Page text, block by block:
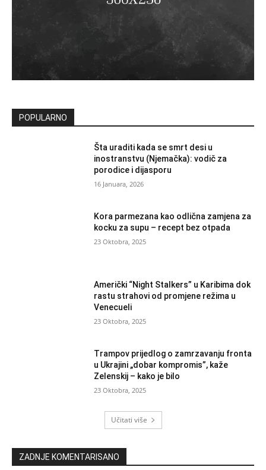
POPULARNO
Šta uraditi kada se smrt desi u
inostranstvu (Njemačka): vodič za
porodice i dijasporu
16 Januara, 2026
Kora parmezana kao odlična zamjena za
kocku za supu – recept bez otpada
23 Oktobra, 2025
Američki “Night Stalkers” u Karibima dok
rastu strahovi od promjene režima u
Venecueli
23 Oktobra, 2025
Trampov prijedlog o zamrzavanju fronta
u Ukrajini „dobar kompromis”, kaže
Zelenskij – kako je bilo
23 Oktobra, 2025
Učitati više
ZADNJE KOMENTARISANO